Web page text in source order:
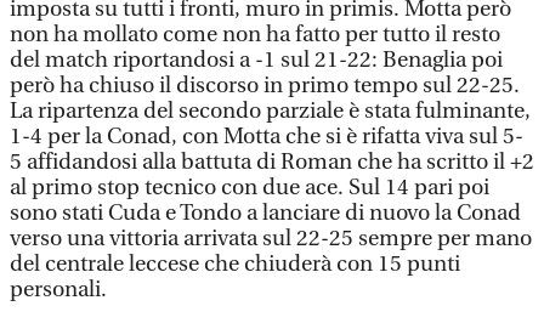
imposta su tutti i fronti, muro in primis. Motta però
non ha mollato come non ha fatto per tutto il resto
del match riportandosi a -1 sul 21-22: Benaglia poi
però ha chiuso il discorso in primo tempo sul 22-25.
La ripartenza del secondo parziale è stata fulminante,
1-4 per la Conad, con Motta che si è rifatta viva sul 5-
5 affidandosi alla battuta di Roman che ha scritto il +2
al primo stop tecnico con due ace. Sul 14 pari poi
sono stati Cuda e Tondo a lanciare di nuovo la Conad
verso una vittoria arrivata sul 22-25 sempre per mano
del centrale leccese che chiuderà con 15 punti
personali.